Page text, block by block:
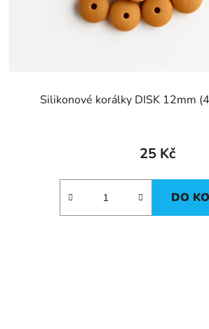
Silikonové korálky DISK 12mm
25 Kč
DO